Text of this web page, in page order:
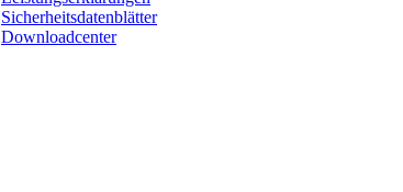
Sicherheitsdatenblätter
Downloadcenter